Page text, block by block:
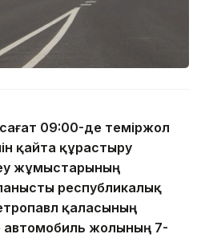
09:00-де теміржол
қайта құрастыру
жұмыстарының
республикалық
қаласының
жолының 7-